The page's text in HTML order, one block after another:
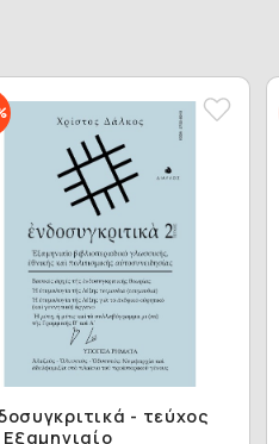
- τεύχος
Εξαμηνιαίο